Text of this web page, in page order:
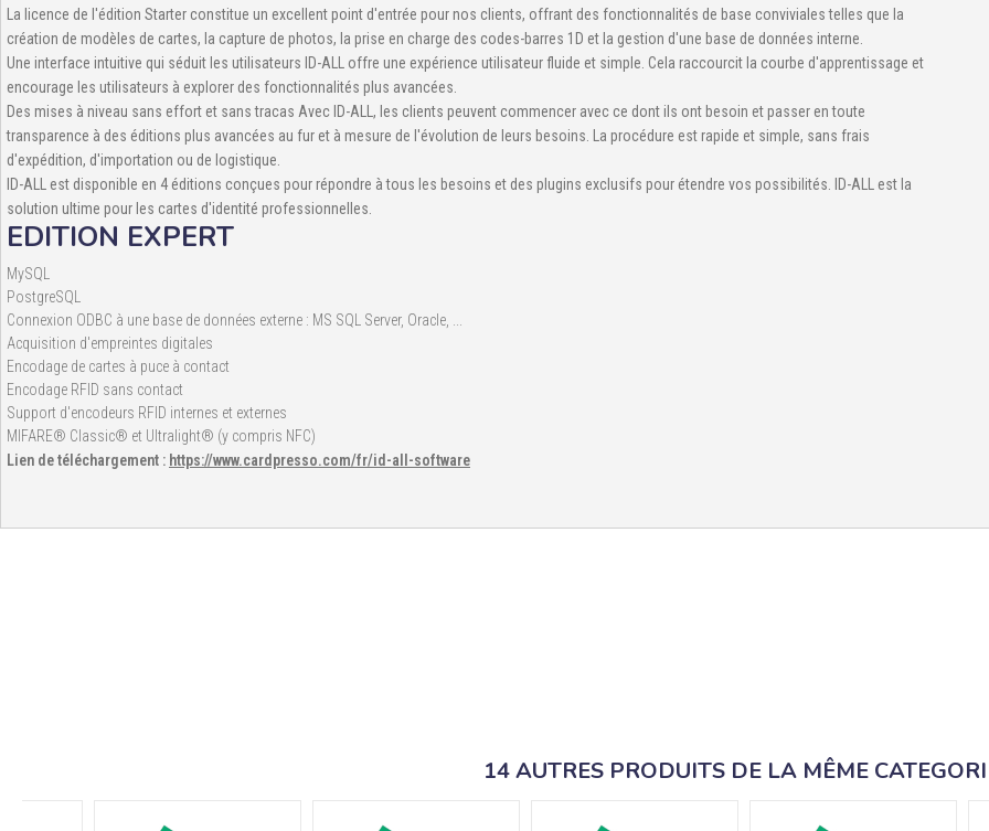
La licence de l'édition Starter constitue un excellent point d'entrée pour nos clients, offrant des fonctionnalités de base conviviales telles que la
création de modèles de cartes, la capture de photos, la prise en charge des codes-barres 1D et la gestion d'une base de données interne.
Une interface intuitive qui séduit les utilisateurs ID-ALL offre une expérience utilisateur fluide et simple. Cela raccourcit la courbe d'apprentissage et
encourage les utilisateurs à explorer des fonctionnalités plus avancées.
Des mises à niveau sans effort et sans tracas Avec ID-ALL, les clients peuvent commencer avec ce dont ils ont besoin et passer en toute
transparence à des éditions plus avancées au fur et à mesure de l'évolution de leurs besoins. La procédure est rapide et simple, sans frais
d'expédition, d'importation ou de logistique.
ID-ALL est disponible en 4 éditions conçues pour répondre à tous les besoins et des plugins exclusifs pour étendre vos possibilités. ID-ALL est la
solution ultime pour les cartes d'identité professionnelles.
EDITION EXPERT
MySQL
PostgreSQL
Connexion ODBC à une base de données externe : MS SQL Server, Oracle, ...
Acquisition d'empreintes digitales
Encodage de cartes à puce à contact
Encodage RFID sans contact
Support d'encodeurs RFID internes et externes
MIFARE® Classic® et Ultralight® (y compris NFC)
Lien de téléchargement : https://www.cardpresso.com/fr/id-all-software
14 AUTRES PRODUITS DE LA MÊME